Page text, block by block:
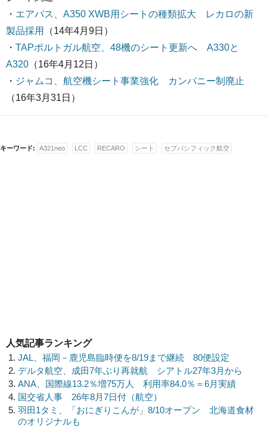
・ エアバス、A350 XWB用シートの種類拡大 レカロの新
製品採用
（14年4月9日）
・ TAPポルトガル航空、48機のシート更新へ A330と
A320 （16年4月12日）
・ ジャムコ、航空機シート事業強化 カンパニー制廃止
（16年3月31日）
キーワード: A321neo LCC RECARO シート セブパシフィック航空
人気記事ランキング
JAL、福岡－鹿児島臨時便を8/19まで継続 80便設定
デルタ航空、成田7年ぶり再就航 シアトル27年3月から
ANA、国際線13.2％増75万人 利用率84.0％＝6月実績
国交省人事 26年8月7日付（航空）
羽田1タミ、「おにぎりこんが」8/10オープン 北海道食材
のオリジナルも